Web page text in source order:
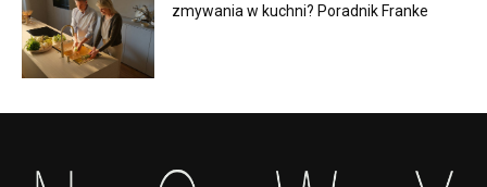
zmywania w kuchni? Poradnik Franke